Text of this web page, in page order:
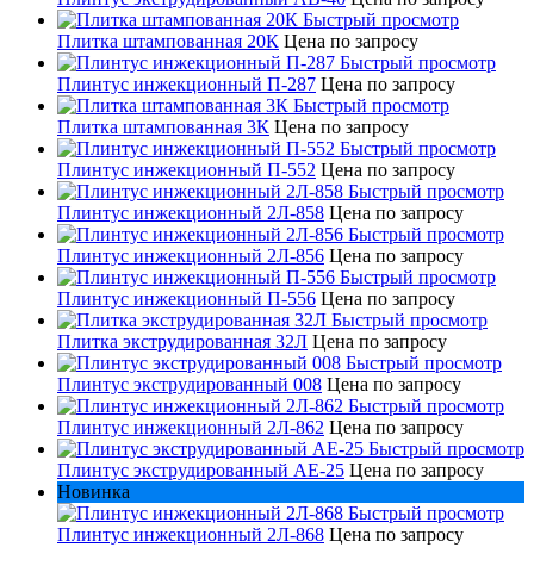
Быстрый просмотр
Плитка штампованная 20К Цена по запросу
Быстрый просмотр
Плинтус инжекционный П-287 Цена по запросу
Быстрый просмотр
Плитка штампованная 3К Цена по запросу
Быстрый просмотр
Плинтус инжекционный П-552 Цена по запросу
Быстрый просмотр
Плинтус инжекционный 2Л-858 Цена по запросу
Быстрый просмотр
Плинтус инжекционный 2Л-856 Цена по запросу
Быстрый просмотр
Плинтус инжекционный П-556 Цена по запросу
Быстрый просмотр
Плитка экструдированная 32Л Цена по запросу
Быстрый просмотр
Плинтус экструдированный 008 Цена по запросу
Быстрый просмотр
Плинтус инжекционный 2Л-862 Цена по запросу
Быстрый просмотр
Плинтус экструдированный AE-25 Цена по запросу
Новинка
Быстрый просмотр
Плинтус инжекционный 2Л-868 Цена по запросу